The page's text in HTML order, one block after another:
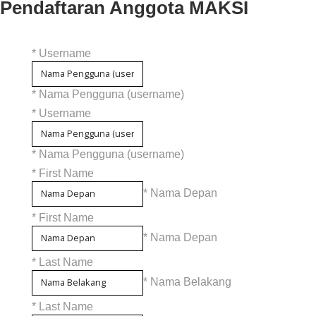
Pendaftaran Anggota MAKSI
* Username
* Nama Pengguna (username)
* Username
* Nama Pengguna (username)
* First Name
* Nama Depan
* First Name
* Nama Depan
* Last Name
* Nama Belakang
* Last Name